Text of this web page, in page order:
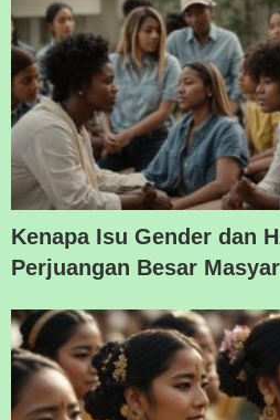
Kenapa Isu Gender dan
Perjuangan Besar